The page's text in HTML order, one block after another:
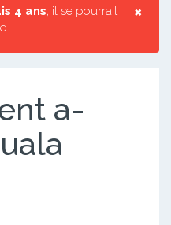
×
4 ans, il se pourrait
a-